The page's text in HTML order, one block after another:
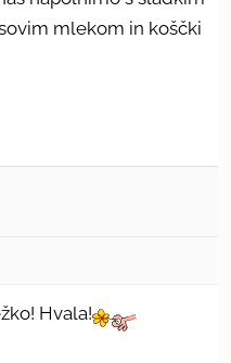
mlekom in koščki
Hvala!